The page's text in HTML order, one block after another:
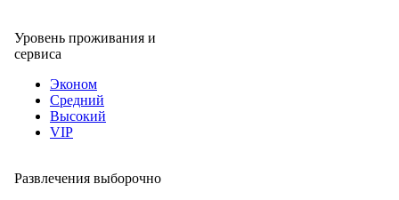
Уровень проживания и
сервиса
Эконом
Средний
Высокий
VIP
Развлечения выборочно